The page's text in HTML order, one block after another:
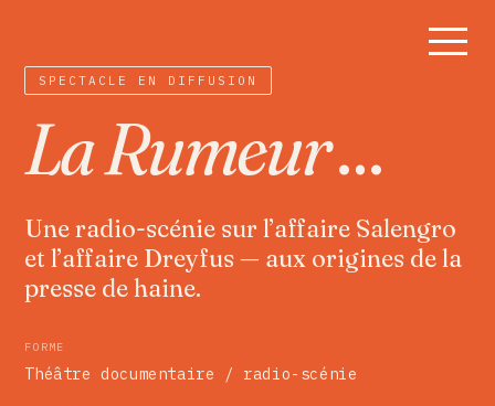
SPECTACLE EN DIFFUSION
La Rumeur
Une radio-scénie sur l’affaire Salengro
et l’affaire Dreyfus — aux origines de la
presse de haine.
FORME
Théâtre documentaire / radio-scénie